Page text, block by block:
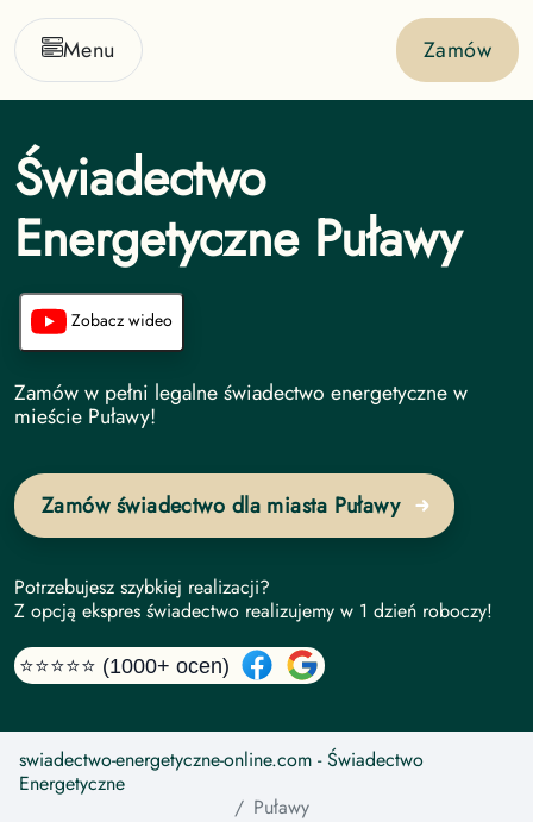
Menu Zamów
Świadectwo
Energetyczne Puławy
Zobacz wideo
Świadectwo Energetyczne undefined
Zamów w pełni legalne świadectwo energetyczne w
mieście Puławy!
Zamów świadectwo dla miasta Puławy
Potrzebujesz szybkiej realizacji?
Z opcją ekspres świadectwo realizujemy w 1 dzień roboczy!
⭐⭐⭐⭐⭐ (1000+ ocen)
swiadectwo-energetyczne-online.com - Świadectwo
Energetyczne
Puławy